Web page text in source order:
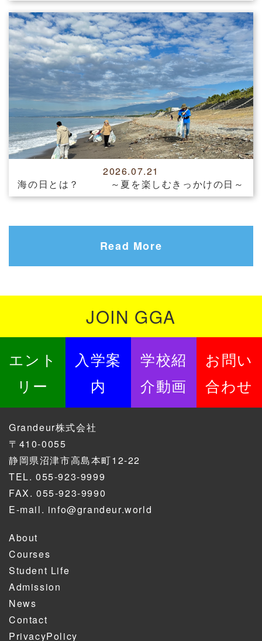
2026.07.21
海の日とは？ ～夏を楽しむきっかけの日～
Read More
JOIN GGA
エント
リー
入学案
内
学校紹
介動画
お問い
合わせ
Grandeur株式会社
〒410-0055
静岡県沼津市高島本町12-22
TEL. 055-923-9999
FAX. 055-923-9990
E-mail. info@grandeur.world
About
Courses
Student Life
Admission
News
Contact
PrivacyPolicy